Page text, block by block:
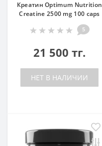
Креатин Optimum Nutrition
Creatine 2500 mg 100 caps
5
21 500 тг.
НЕТ В НАЛИЧИИ